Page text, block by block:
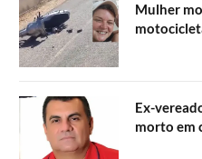
Mulher
Ex-
morto em